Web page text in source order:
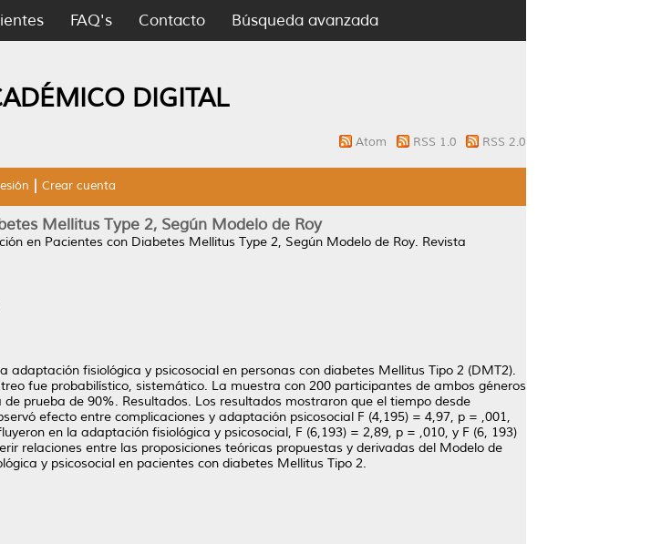
FAQ's Contacto Búsqueda avanzada
DIGITAL
Atom RSS 1.0 RSS 2.0
Crear cuenta
Mellitus Type 2, Según Modelo de Roy
en Pacientes con Diabetes Mellitus Type 2, Según Modelo de Roy. Revista
fisiológica y psicosocial en personas con diabetes Mellitus Tipo 2 (DMT2).
fue probabilístico, sistemático. La muestra con 200 participantes de ambos géneros
prueba de 90%. Resultados. Los resultados mostraron que el tiempo desde
efecto entre complicaciones y adaptación psicosocial F (4,195) = 4,97, p = ,001,
en la adaptación fisiológica y psicosocial, F (6,193) = 2,89, p = ,010, y F (6, 193)
relaciones entre las proposiciones teóricas propuestas y derivadas del Modelo de
y psicosocial en pacientes con diabetes Mellitus Tipo 2.